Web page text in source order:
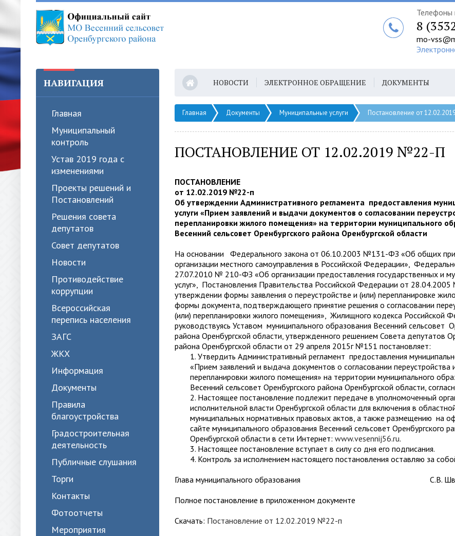
Телефоны
8
mo-
НАВИГАЦИЯ
Главная
Муниципальный
контроль
Устав 2019 года с
изменениями
Проекты решений и
Постановлений
Решения совета
депутатов
Совет депутатов
Новости
Противодействие
коррупции
Всероссийская
перепись населения
ЗАГС
ЖКХ
Информация
Документы
Правила
благоустройства
Градостроительная
деятельность
Публичные слушания
Торги
Контакты
Фотоотчеты
Мероприятия
НОВОСТИ ЭЛЕКТРОННОЕ ОБРАЩЕНИЕ ДОКУМЕНТЫ
Главная Документы Муниципальные услуги Постановление от
ПОСТАНОВЛЕНИЕ ОТ 12.02.2019 №22-П
ПОСТАНОВЛЕНИЕ
от 12.02.2019 №22-п
Об утверждении Административного регламента предоставления
услуги «Прием заявлений и выдачи документов о согласовании
перепланировки жилого помещения» на территории муниципального
Весенний сельсовет Оренбургского района Оренбургской области
На основании Федерального закона от 06.10.2003 №131-ФЗ «Об общих
организации местного самоуправления в Российской Федерации»,
27.07.2010 № 210-ФЗ «Об организации предоставления государственных и
услуг», Постановления Правительства Российской Федерации от
утверждении формы заявления о переустройстве и (или) перепланировке
формы документа, подтверждающего принятие решения о согласовании
(или) перепланировки жилого помещения», Жилищного кодекса Российской
руководствуясь Уставом муниципального образования Весенний сельсовет
района Оренбургской области, утвержденного решением Совета депутатов
района Оренбургской области от 29 апреля 2015г №151 постановляет:
1. Утвердить Административный регламент предоставления
«Прием заявлений и выдача документов о согласовании переустройства
перепланировки жилого помещения» на территории муниципального
Весенний сельсовет Оренбургского района Оренбургской области,
2. Настоящее постановление подлежит передаче в уполномоченный
исполнительной власти Оренбургской области для включения в
муниципальных нормативных правовых актов, а также размещению на
сайте муниципального образования Весенний сельсовет Оренбургского
Оренбургской области в сети Интернет: www.vesennij56.ru.
3. Настоящее постановление вступает в силу со дня его подписания.
4. Контроль за исполнением настоящего постановления оставляю за
Глава муниципального образования С.В.
Полное постановление в приложенном документе
Скачать: Постановление от 12.02.2019 №22-п